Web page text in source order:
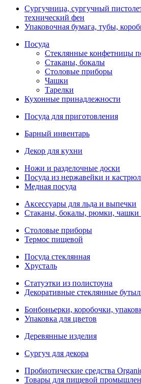
Сургучница, сургучный
технический фен
Упаковочная бумага, тубы,
Посуда
Стеклянные конфетницы
Стаканы, бокалы
Столовые приборы
Чашки
Тарелки
Кухонные принадлежности
Посуда для приготовления
Барный инвентарь
Декор для кухни
Ножи и разделочные доски
Посуда из нержавейки и
Медная посуда
Аксессуары для льда и выпечки
Стаканы, бокалы, рюмки, чашки
Столовые приборы
Термос пищевой
Посуда стеклянная
Хрусталь
Статуэтки из полистоуна
Декоративные стеклянные
Бонбоньерки, коробочки,
Упаковка для цветов
Деревянные изделия
Сургуч для декора
Пробиотические средства
Товары для пищевой